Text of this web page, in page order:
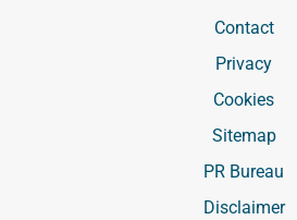
Contact
Privacy
Cookies
Sitemap
PR Bureau
Disclaimer